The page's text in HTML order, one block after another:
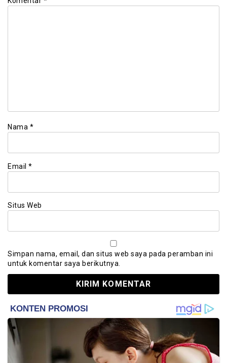
Nama *
Email *
Situs Web
Simpan nama, email, dan situs web saya pada peramban ini
untuk komentar saya berikutnya.